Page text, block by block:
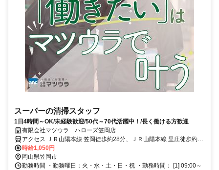
スーパーの清掃スタッフ
1日4時間～OK/未経験歓迎/50代～70代活躍中！/長く働ける方歓迎
有限会社マツウラ ハローズ笠岡店
アクセス ＪＲ山陽本線 笠岡徒歩約28分、ＪＲ山陽本線 里庄徒歩約36
分、ＪＲ山陽本線 鴨方南口徒歩約84分
時給1,050円
岡山県笠岡市
勤務時間 ・勤務曜日：火・水・土・日・祝 ・勤務時間： [1] 09:00～